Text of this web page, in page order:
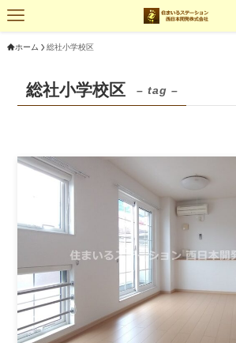
ホーム 総社小学校区
総社小学校区 – tag –